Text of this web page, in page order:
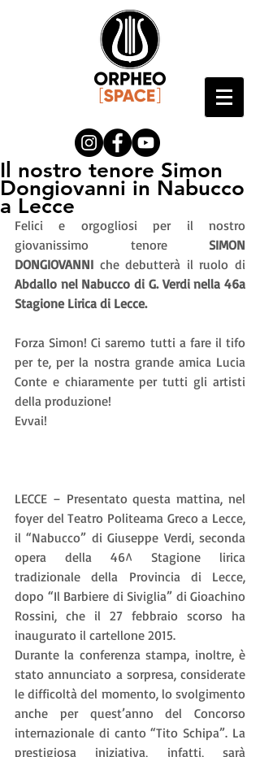
Il nostro tenore Simon
Dongiovanni in Nabucco
a Lecce
Felici e orgogliosi per il nostro
giovanissimo tenore SIMON
DONGIOVANNI
Abdallo nel Nabucco di G. Verdi nella 46a
Stagione Lirica di Lecce.
Forza Simon! Ci saremo tutti a fare il tifo
per te, per la nostra grande amica Lucia
Conte e chiaramente per tutti gli artisti
della produzione!
Evvai!
LECCE – Presentato questa mattina, nel
foyer del Teatro Politeama Greco a Lecce,
il “Nabucco” di Giuseppe Verdi, seconda
opera della 46^ Stagione lirica
tradizionale della Provincia di Lecce,
dopo “Il Barbiere di Siviglia” di Gioachino
Rossini, che il 27 febbraio scorso ha
inaugurato il cartellone 2015.
Durante la conferenza stampa, inoltre, è
stato annunciato a sorpresa, considerate
le difficoltà del momento, lo svolgimento
anche per quest’anno del Concorso
internazionale di canto “Tito Schipa”. La
prestigiosa iniziativa, infatti, sarà